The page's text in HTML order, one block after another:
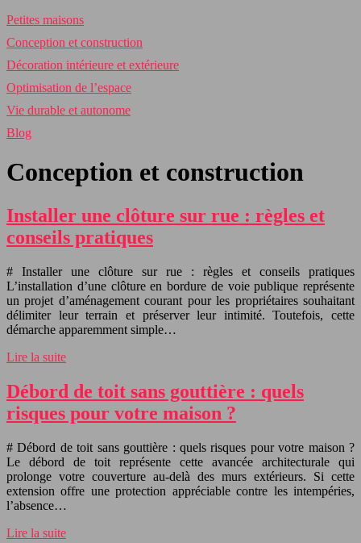
Petites maisons
Conception et construction
Décoration intérieure et extérieure
Optimisation de l’espace
Vie durable et autonome
Blog
Conception et construction
Installer une clôture sur rue : règles et
conseils pratiques
# Installer une clôture sur rue : règles et conseils pratiques
L’installation d’une clôture en bordure de voie publique représente
un projet d’aménagement courant pour les propriétaires souhaitant
délimiter leur terrain et préserver leur intimité. Toutefois, cette
démarche apparemment simple…
Lire la suite
Débord de toit sans gouttière : quels
risques pour votre maison ?
# Débord de toit sans gouttière : quels risques pour votre maison ?
Le débord de toit représente cette avancée architecturale qui
prolonge votre couverture au-delà des murs extérieurs. Si cette
extension offre une protection appréciable contre les intempéries,
l’absence…
Lire la suite